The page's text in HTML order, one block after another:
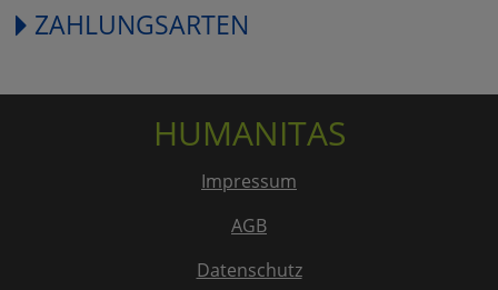
ZAHLUNGSARTEN
HUMANITAS
Impressum
AGB
Datenschutz